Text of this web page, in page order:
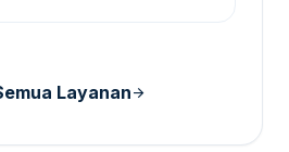
Layananarrow_forward